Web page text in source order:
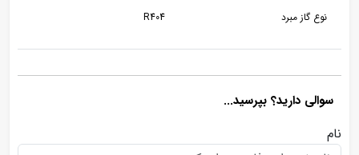
نوع گاز مبرد R404
سوالی دارید؟ بپرسید...
نام